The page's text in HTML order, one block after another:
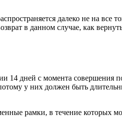
далеко не на все
в данном случае, как
14 дней с момента совершения
у них должен быть
рамки, в течение которых